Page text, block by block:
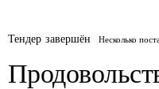
Тендер завершён Несколько